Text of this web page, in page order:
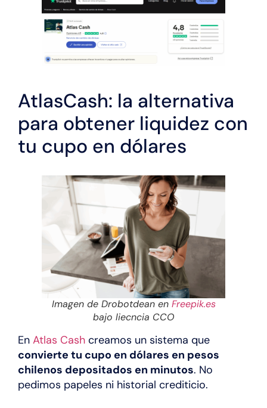
AtlasCash: la alternativa
para obtener liquidez con
tu cupo en dólares
Imagen de Drobotdean en Freepik.es
bajo liecncia CCO
En Atlas Cash creamos un sistema que
convierte tu cupo en dólares en pesos
chilenos depositados en minutos. No
pedimos papeles ni historial crediticio.